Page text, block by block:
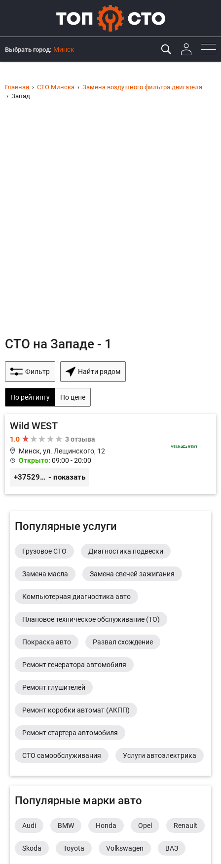
Выбрать город: Минск
Главная СТО Минска
Замена воздушного фильтра двигателя
Запад
СТО на Западе - 1
Фильтр Найти рядом
По рейтингу По цене
Wild WEST
1.0
3 отзыва
Минск, ул. Лещинского, 12
Открыто: 09:00 - 20:00
+375296571100 - показать
Популярные услуги
Грузовое СТО Диагностика подвески
Замена масла Замена свечей зажигания
Компьютерная диагностика авто
Плановое техническое обслуживание (ТО)
Покраска авто Развал схождение
Ремонт генератора автомобиля
Ремонт глушителей
Ремонт коробки автомат (АКПП)
Ремонт стартера автомобиля
СТО самообслуживания Услуги автоэлектрика
Популярные марки авто
Audi BMW Honda Opel Renault
Skoda Toyota Volkswagen ВАЗ